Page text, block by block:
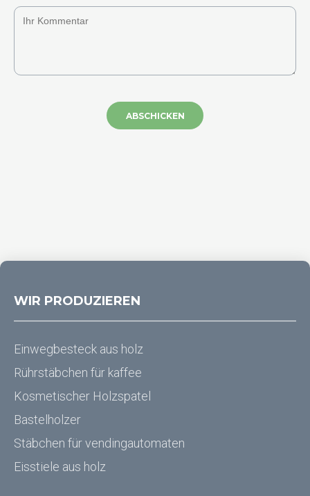
ABSCHICKEN
WIR PRODUZIEREN
Einwegbesteck aus holz
Rührstäbchen für kaffee
Kosmetischer Holzspatel
Bastelholzer
Stäbchen für vendingautomaten
Eisstiele aus holz